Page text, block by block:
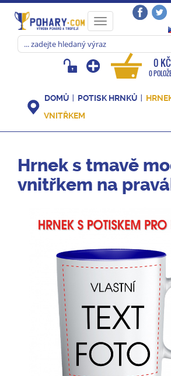
Toggle
navigation
0 KČ
0
DOMŮ POTISK HRNKŮ
VNITŘKEM
Hrnek s tmavě
vnitřkem na